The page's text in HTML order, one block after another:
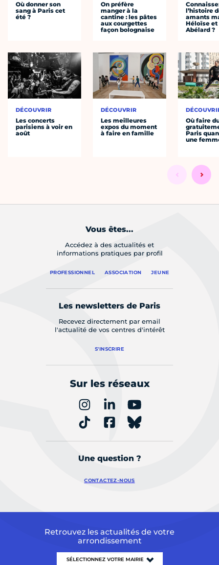
Où donner son
sang à Paris cet
été ?
DÉCOUVRIR
Les concerts
parisiens à voir en
août
On préfère
manger à la
cantine : les pâtes
aux courgettes
façon bolognaise
DÉCOUVRIR
Les meilleures
expos du moment
à faire en famille
l’histoire
amants
Héloïse et
Abélard ?
Où faire
Paris
une
Vous êtes...
Accédez à des actualités et
informations pratiques par profil
PROFESSIONNEL ASSOCIATION JEUNE
Les newsletters de Paris
Recevez directement par email
l'actualité de vos centres d'intérêt
S'INSCRIRE
Sur les réseaux
Une question ?
CONTACTEZ-NOUS
Retrouvez les actualités de votre
arrondissement